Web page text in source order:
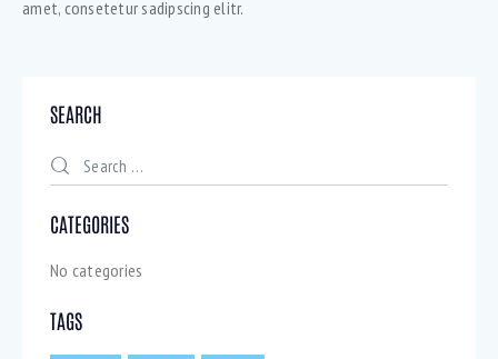
amet, consetetur sadipscing elitr.
SEARCH
CATEGORIES
No categories
TAGS